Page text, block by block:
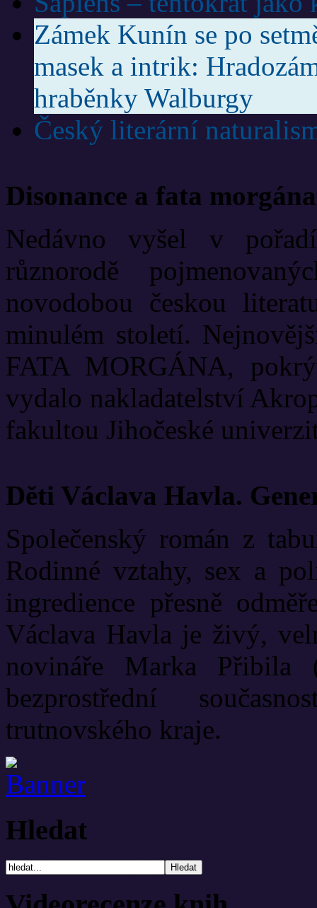
Zámek Kunín se po
masek a intrik:
hraběnky Walburgy
Český literární
Disonance a fata morgána
Nedávno vyšel v
různorodě
novodobou českou
minulém století.
FATA MORGÁNA,
vydalo nakladatelství
fakultou Jihočeské
Děti Václava Havla.
Společenský román z
Rodinné vztahy, sex a
ingredience přesně
Václava Havla je živý,
novináře Marka Přibila
bezprostřední
trutnovského kraje.
Hledat